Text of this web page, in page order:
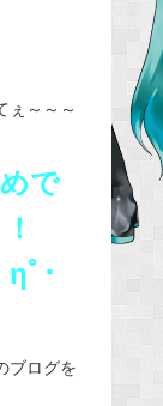
ぇ～～～
で
ηﾟ･
ブログを